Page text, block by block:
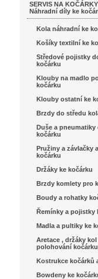
SERVIS NA
Náhradní díly ke
Kola náhradní ke
Košíky textilní ke
Středové pojistky
kočárku
Klouby na madlo
kočárku
Klouby ostatní ke
Brzdy do středu
Duše a pneumatiky
kočárku
Pružiny a závlačky
kočárku
Držáky ke kočárku
Brzdy komlety pro
Boudy a rohatky
Řemínky a pojistky
Madla a pultiky ke
Aretace , držáky kol
polohování kočárku
Kostrukce kočárků
Bowdeny ke